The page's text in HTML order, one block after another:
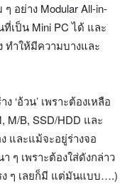
อย่าง Modular All-in-
เป็น Mini PC ได้ และ
ทำให้มีความบางและ
‘อ้วน’ เพราะต้องเหลือ
M/B, SSD/HDD และ
และแม้จะอยู่ร่างจอ
ๆ เพราะต้องใส่ดังกล่าว
ง ๆ เลยก็มี แต่มันแบบ….)